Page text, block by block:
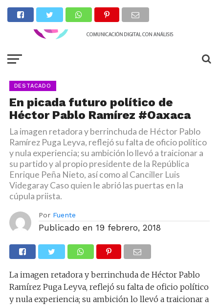
DESTACADO
En picada futuro político de
Héctor Pablo Ramírez #Oaxaca
La imagen retadora y berrinchuda de Héctor Pablo
Ramírez Puga Leyva, reflejó su falta de oficio político
y nula experiencia; su ambición lo llevó a traicionar a
su partido y al propio presidente de la República
Enrique Peña Nieto, así como al Canciller Luis
Videgaray Caso quien le abrió las puertas en la
cúpula priista.
Por Fuente
Publicado en 19 febrero, 2018
La imagen retadora y berrinchuda de Héctor Pablo
Ramírez Puga Leyva, reflejó su falta de oficio político
y nula experiencia; su ambición lo llevó a traicionar a